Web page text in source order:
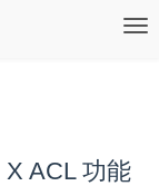
ACL 功能